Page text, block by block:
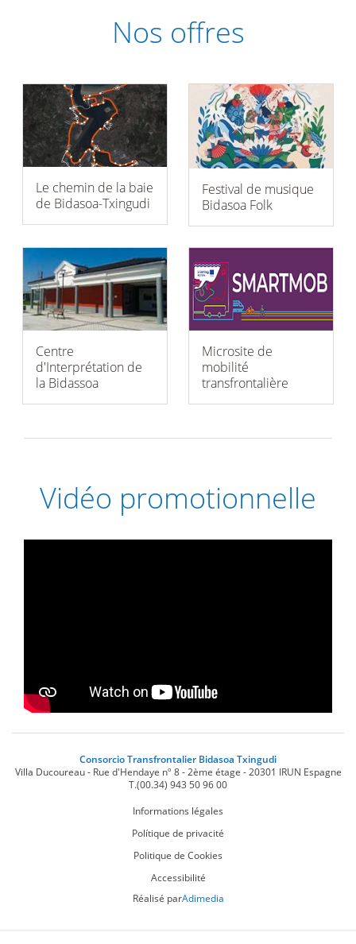
Nos offres
Le chemin de la baie
de Bidasoa-Txingudi
Festival de musique
Bidasoa Folk
Centre
d'Interprétation de
la Bidassoa
Microsite de
mobilité
transfrontalière
Vidéo promotionnelle
Consorcio Transfrontalier Bidasoa Txingudi
Villa Ducoureau - Rue d'Hendaye nº 8 - 2ème étage -20301 IRUN Espagne
T.(00.34) 943 50 96 00
Informations légales
Polítique de privacité
Politique de Cookies
Accessibilité
Réalisé parAdimedia